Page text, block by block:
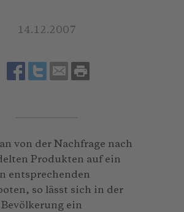
14.12.2007
von der Nachfrage nach
Produkten auf ein
entsprechenden
so lässt sich in der
ein